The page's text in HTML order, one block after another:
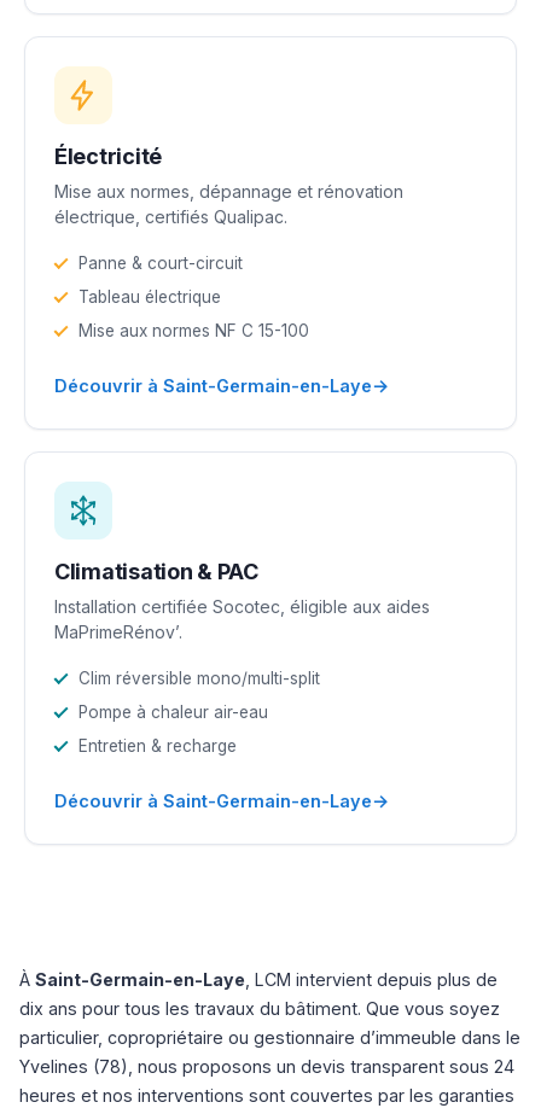
Électricité
Mise aux normes, dépannage et rénovation
électrique, certifiés Qualipac.
Panne & court-circuit
Tableau électrique
Mise aux normes NF C 15-100
Découvrir à Saint-Germain-en-Laye→
Climatisation & PAC
Installation certifiée Socotec, éligible aux aides
MaPrimeRénov’.
Clim réversible mono/multi-split
Pompe à chaleur air-eau
Entretien & recharge
Découvrir à Saint-Germain-en-Laye→
À Saint-Germain-en-Laye , LCM intervient depuis plus de
dix ans pour tous les travaux du bâtiment. Que vous soyez
particulier, copropriétaire ou gestionnaire d’immeuble dans le
Yvelines (78), nous proposons un devis transparent sous 24
heures et nos interventions sont couvertes par les garanties